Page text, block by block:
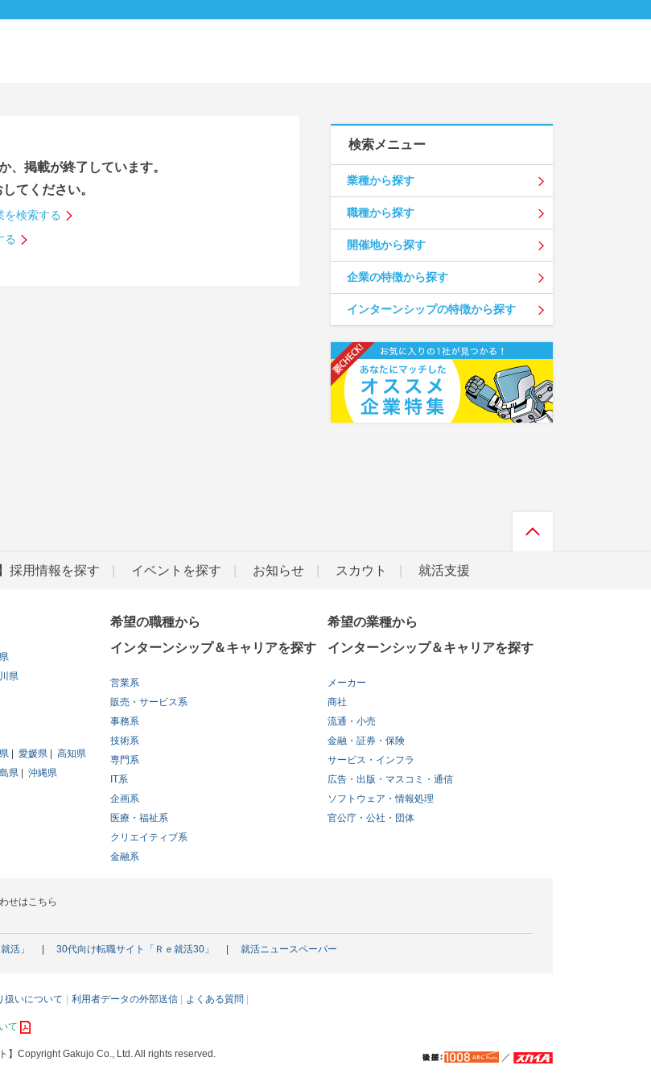
、掲載が終了しています。
てください。
を検索する
る
検索メニュー
業種から探す
職種から探す
開催地から探す
企業の特徴から探す
インターンシップの特徴から探す
採用情報を探す イベントを探す お知らせ スカウト 就活支援
県
愛媛県
高知県
県
沖縄県
希望の職種から
インターンシップ＆キャリアを探す
営業系
販売・サービス系
事務系
技術系
専門系
IT系
企画系
医療・福祉系
クリエイティブ系
金融系
希望の業種から
インターンシップ＆キャリアを探す
メーカー
商社
流通・小売
金融・証券・保険
サービス・インフラ
広告・出版・マスコミ・通信
ソフトウェア・情報処理
官公庁・公社・団体
せはこちら
活」 30代向け転職サイト「Ｒｅ就活30」 就活ニュースペーパー
扱いについて 利用者データの外部送信 よくある質問
て
】 Copyright Gakujo Co., Ltd. All rights reserved. ／